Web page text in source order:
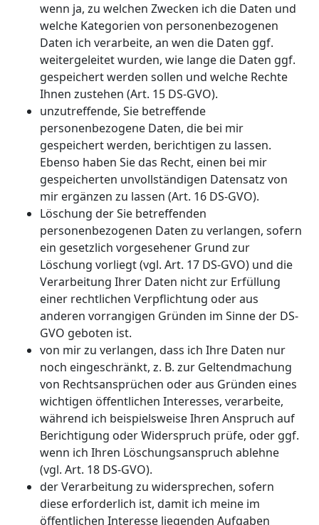
wenn ja, zu welchen Zwecken ich die Daten und
welche Kategorien von personenbezogenen
Daten ich verarbeite, an wen die Daten ggf.
weitergeleitet wurden, wie lange die Daten ggf.
gespeichert werden sollen und welche Rechte
Ihnen zustehen (Art. 15 DS-GVO).
unzutreffende, Sie betreffende
personenbezogene Daten, die bei mir
gespeichert werden, berichtigen zu lassen.
Ebenso haben Sie das Recht, einen bei mir
gespeicherten unvollständigen Datensatz von
mir ergänzen zu lassen (Art. 16 DS-GVO).
Löschung der Sie betreffenden
personenbezogenen Daten zu verlangen, sofern
ein gesetzlich vorgesehener Grund zur
Löschung vorliegt (vgl. Art. 17 DS-GVO) und die
Verarbeitung Ihrer Daten nicht zur Erfüllung
einer rechtlichen Verpflichtung oder aus
anderen vorrangigen Gründen im Sinne der DS-
GVO geboten ist.
von mir zu verlangen, dass ich Ihre Daten nur
noch eingeschränkt, z. B. zur Geltendmachung
von Rechtsansprüchen oder aus Gründen eines
wichtigen öffentlichen Interesses, verarbeite,
während ich beispielsweise Ihren Anspruch auf
Berichtigung oder Widerspruch prüfe, oder ggf.
wenn ich Ihren Löschungsanspruch ablehne
(vgl. Art. 18 DS-GVO).
der Verarbeitung zu widersprechen, sofern
diese erforderlich ist, damit ich meine im
öffentlichen Interesse liegenden Aufgaben